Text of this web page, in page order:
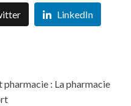
LinkedIn
pharmacie : La pharmacie